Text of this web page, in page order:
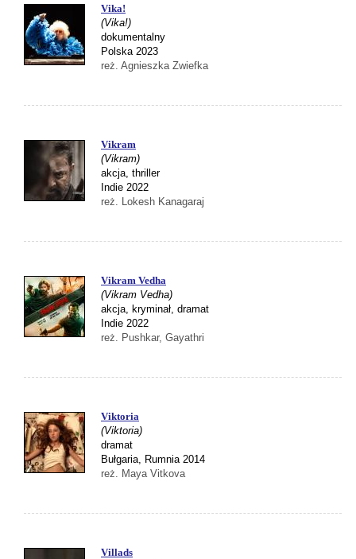
Vika!
(Vika!)
dokumentalny
Polska 2023
reż. Agnieszka Zwiefka
Vikram
(Vikram)
akcja, thriller
Indie 2022
reż. Lokesh Kanagaraj
Vikram Vedha
(Vikram Vedha)
akcja, kryminał, dramat
Indie 2022
reż. Pushkar, Gayathri
Viktoria
(Viktoria)
dramat
Bułgaria, Rumnia 2014
reż. Maya Vitkova
Villads